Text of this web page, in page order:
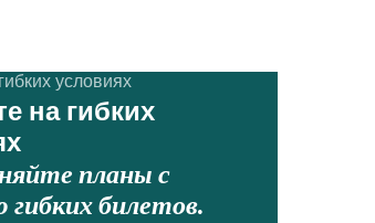
на гибких
планы с
билетов.